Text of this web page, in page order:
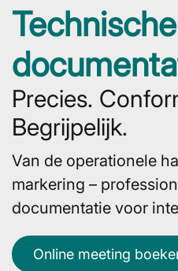
Technische
Precies.
Begrijpelijk.
Van de operationele
markering –
documentatie voor
Online meeting